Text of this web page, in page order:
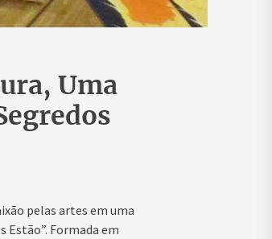
Uma
pelas artes em uma
Estão”. Formada em